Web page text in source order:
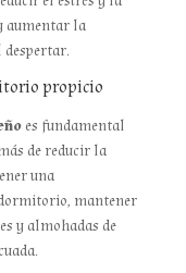
aumentar la
despertar.
propicio
es fundamental
de reducir la
una
mantener
y almohadas de